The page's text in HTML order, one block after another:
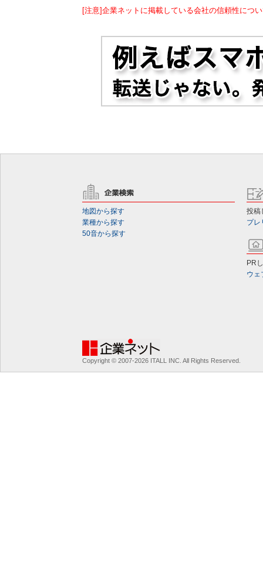
[注意]企業ネットに掲載している会社の信頼性につ
地図から探す
業種から探す
50音から探す
投稿
プレ
PR
ウェ
Copyright © 2007-2026 ITALL INC. All Rights Reserved.